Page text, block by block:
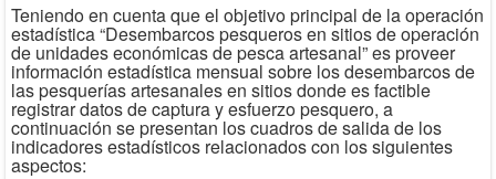
Teniendo en cuenta que el objetivo principal de la operación
estadística “Desembarcos pesqueros en sitios de operación
de unidades económicas de pesca artesanal” es proveer
información estadística mensual sobre los desembarcos de
las pesquerías artesanales en sitios donde es factible
registrar datos de captura y esfuerzo pesquero, a
continuación se presentan los cuadros de salida de los
indicadores estadísticos relacionados con los siguientes
aspectos: